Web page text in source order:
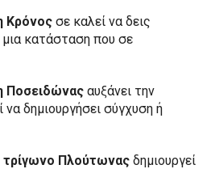
Κρόνος σε καλεί να δεις
μια κατάσταση που σε
Ποσειδώνας αυξάνει την
δημιουργήσει σύγχυση ή
τρίγωνο Πλούτωνας δημιουργεί